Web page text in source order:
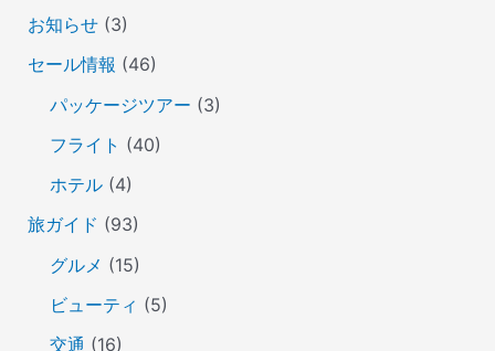
お知らせ(3)
セール情報 (46)
パッケージツアー (3)
フライト (40)
ホテル(4)
旅ガイド (93)
グルメ (15)
ビューティ (5)
交通 (16)